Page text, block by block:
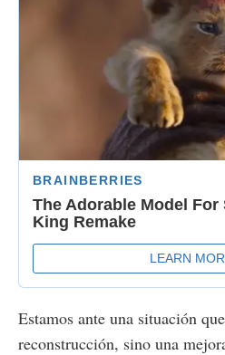
Estamos ante una situación
reconstrucción, sino una